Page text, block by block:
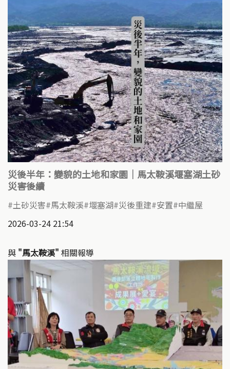
災後半年：變貌的土地和家園｜馬太鞍溪堰塞湖土砂
災害後續
土砂災害 馬太鞍溪 ​堰塞湖 災後重建 安置 中繼屋
2026-03-24 21:54
與 "馬太鞍溪" 相關報導